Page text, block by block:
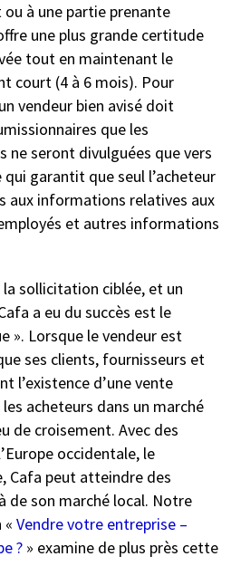
à une partie prenante
une plus grande certitude
tout en maintenant le
court (4 à 6 mois). Pour
vendeur bien avisé doit
que les
ne seront divulguées que vers
garantit que seul l’acheteur
aux informations relatives aux
et autres informations
sollicitation ciblée, et un
a eu du succès est le
». Lorsque le vendeur est
ses clients, fournisseurs et
l’existence d’une vente
acheteurs dans un marché
de croisement. Avec des
occidentale, le
Cafa peut atteindre des
de son marché local. Notre
Vendre votre entreprise –
? » examine de plus près cette